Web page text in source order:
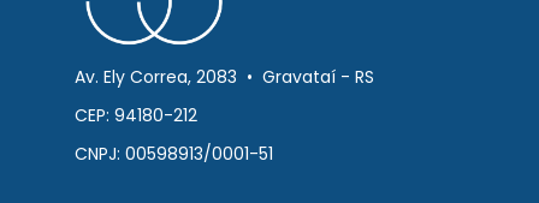
Av. Ely Correa, 2083 • Gravataí - RS
CEP: 94180-212
CNPJ: 00598913/0001-51